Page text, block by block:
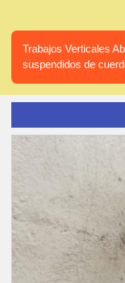
Trabajos Verticales
suspendidos de